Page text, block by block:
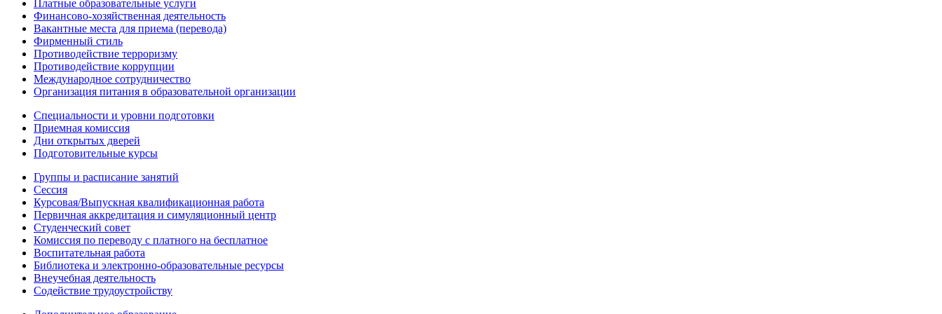
Платные образовательные услуги
Финансово-хозяйственная деятельность
Вакантные места для приема (перевода)
Фирменный стиль
Противодействие терроризму
Противодействие коррупции
Международное сотрудничество
Организация питания в образовательной организации
Специальности и уровни подготовки
Приемная комиссия
Дни открытых дверей
Подготовительные курсы
Группы и расписание занятий
Сессия
Курсовая/Выпускная квалификационная работа
Первичная аккредитация и симуляционный центр
Студенческий совет
Комиссия по переводу с платного на бесплатное
Воспитательная работа
Библиотека и электронно-образовательные ресурсы
Внеучебная деятельность
Содействие трудоустройству